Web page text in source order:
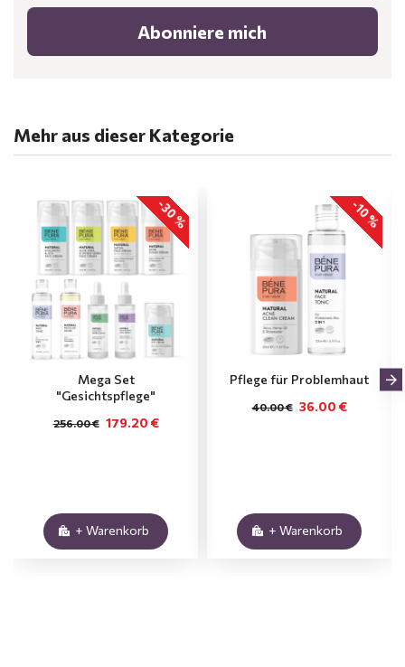
Abonniere mich
Mehr aus dieser Kategorie
-30 %
Mega Set
"Gesichtspflege"
179.20 €
256.00 €
+ Warenkorb
-10 %
Pflege für Problemhaut
36.00 €
40.00 €
+ Warenkorb